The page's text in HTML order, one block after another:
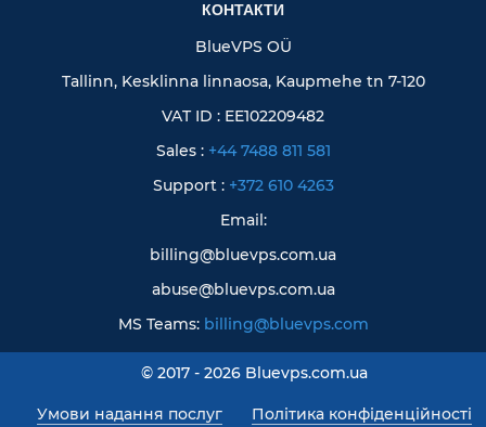
КОНТАКТИ
BlueVPS OÜ
Tallinn, Kesklinna linnaosa, Kaupmehe tn 7-120
VAT ID : EE102209482
Sales : +44 7488 811 581
Support : +372 610 4263
Email:
billing@bluevps.com.ua
abuse@bluevps.com.ua
MS Teams: billing@bluevps.com
© 2017 - 2026 Bluevps.com.ua
Умови надання послуг Політика конфіденційності